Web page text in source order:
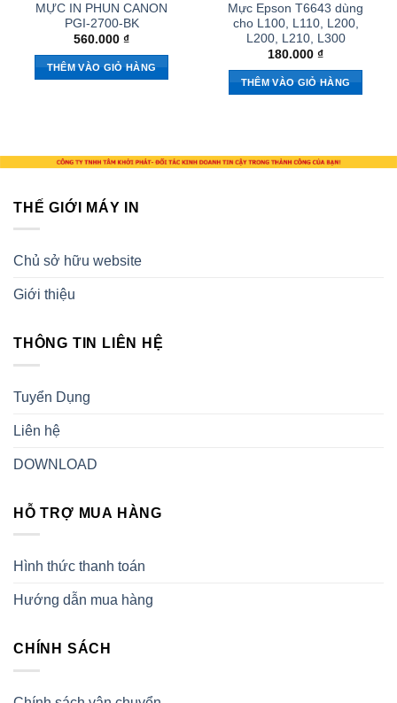
MỰC IN PHUN CANON
PGI-2700-BK
560.000 ₫
THÊM VÀO GIỎ HÀNG
Mực Epson T6643 dùng
cho L100, L110, L200,
L200, L210, L300
180.000 ₫
THÊM VÀO GIỎ HÀNG
THẾ GIỚI MÁY IN
Chủ sở hữu website
Giới thiệu
THÔNG TIN LIÊN HỆ
Tuyển Dụng
Liên hệ
DOWNLOAD
HỖ TRỢ MUA HÀNG
Hình thức thanh toán
Hướng dẫn mua hàng
CHÍNH SÁCH